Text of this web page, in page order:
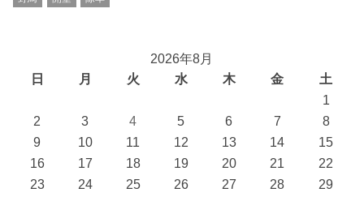
2026年8月
日
月 火 水 木 金 土
1
2
3 4 5 6 7
8
9
10 11 12 13 14
15
16
17 18 19 20 21
22
23
24 25 26 27 28
29